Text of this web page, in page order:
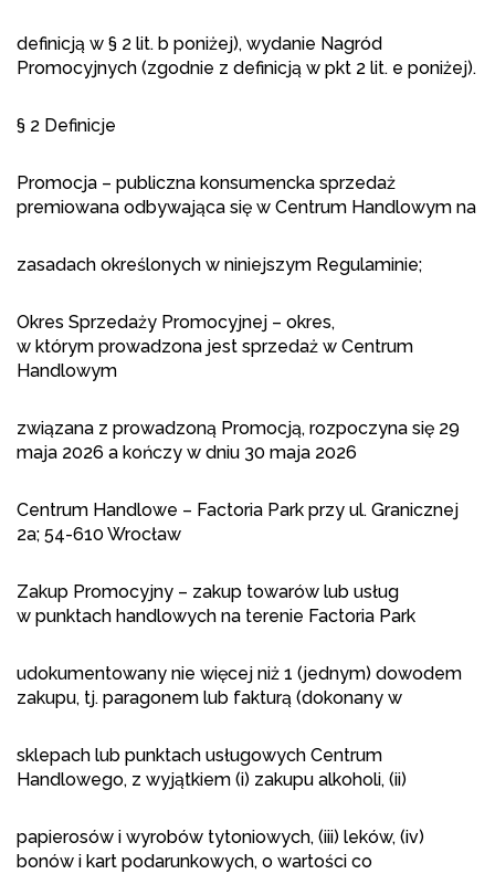
definicją w § 2 lit. b poniżej), wydanie Nagród
Promocyjnych (zgodnie z definicją w pkt 2 lit. e poniżej).
§ 2 Definicje
Promocja – publiczna konsumencka sprzedaż
premiowana odbywająca się w Centrum Handlowym na
zasadach określonych w niniejszym Regulaminie;
Okres Sprzedaży Promocyjnej – okres,
w którym prowadzona jest sprzedaż w Centrum
Handlowym
związana z prowadzoną Promocją, rozpoczyna się 29
maja 2026 a kończy w dniu 30 maja 2026
Centrum Handlowe – Factoria Park przy ul. Granicznej
2a; 54-610 Wrocław
Zakup Promocyjny – zakup towarów lub usług
w punktach handlowych na terenie Factoria Park
udokumentowany nie więcej niż 1 (jednym) dowodem
zakupu, tj. paragonem lub fakturą (dokonany w
sklepach lub punktach usługowych Centrum
Handlowego, z wyjątkiem (i) zakupu alkoholi, (ii)
papierosów i wyrobów tytoniowych, (iii) leków, (iv)
bonów i kart podarunkowych, o wartości co